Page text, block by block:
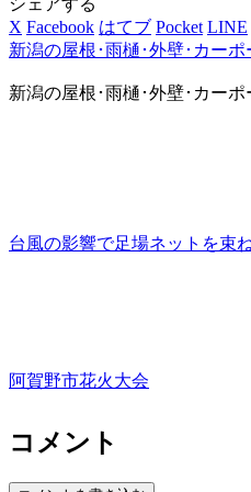
X Facebook はてブ Pocket LINE
新潟の屋根･雨樋･外壁･カー
新潟の屋根･雨樋･外壁･カー
台風の影響で足場ネットを束
阿賀野市花火大会
コメント